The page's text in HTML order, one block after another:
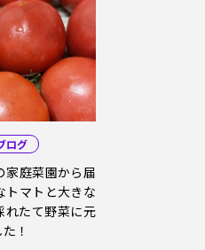
ログ
家庭菜園から届
トマトと大きな
れたて野菜に元
！